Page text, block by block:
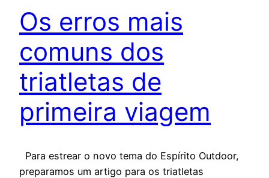
Os erros mais
comuns dos
triatletas de
primeira viagem
Para estrear o novo tema do Espírito Outdoor,
preparamos um artigo para os triatletas